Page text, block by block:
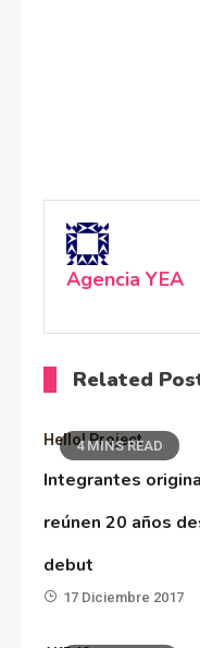
Agencia YEA
Related
4 MINS READ
Hello! Project
Integrantes
reúnen 20 años
debut
17 Diciembre 2017